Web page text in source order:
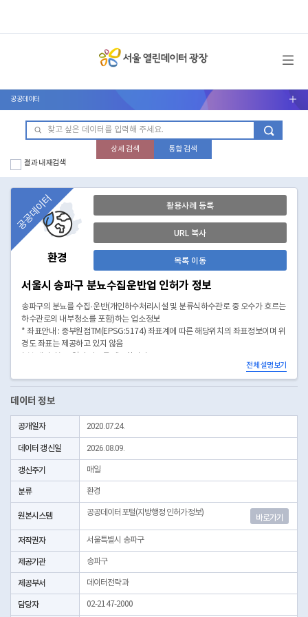
메뉴 열기
공공데이터 서브메뉴 열기
상세 검색
통합 검색
결과 내 재검색
환경
공공데이터 활용사례 등록
URL 복사
목록 이동
서울시 송파구 분뇨수집운반업 인허가 정보
송파구의 분뇨를 수집·운반(개인하수처리시설 및 분류식하수관로 중 오수가 흐르는
하수관로의 내부청소를 포함)하는 업소정보
* 좌표안내 : 중부원점TM(EPSG:5174) 좌표계에 따른 해당위치의 좌표정보이며 위
경도 좌표는 제공하고 있지 않음
* 시군구코드명은 "서울특별시 자치구 기관코드" 데이터셋에서 확인 가능합니다.
(https://data.seoul.go.kr/dataList/OA-22872/S/1/datasetView.do)
전체 설명보기
데이터 정보
공개일자 2020.07.24.
데이터 갱신일 2026.08.09.
갱신주기 매일
분류 환경
원본시스템 공공데이터포털(지방행정 인허가정보)
바로가기
저작권자 서울특별시 송파구
제공기관 송파구
제공부서 데이터전략과
담당자 02-2147-2000